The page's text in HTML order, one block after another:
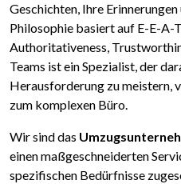
Geschichten, Ihre
Philosophie basiert auf E-E-A-
Authoritativeness,
Teams ist ein Spezialist, der
Herausforderung zu meistern,
zum komplexen Büro.
Wir sind das
einen maßgeschneiderten
spezifischen Bedürfnisse